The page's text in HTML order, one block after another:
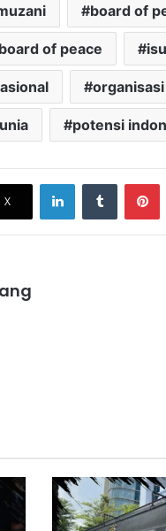
board of
of peace
potensi
X
LinkedInTumblr